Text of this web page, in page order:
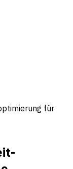
für